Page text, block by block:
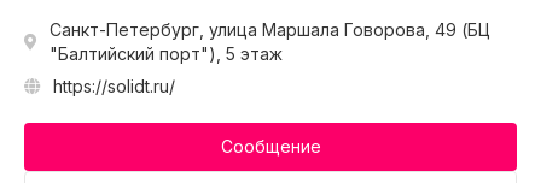
Санкт-Петербург, улица Маршала Говорова, 49 (БЦ
"Балтийский порт"), 5 этаж
https://solidt.ru/
Сообщение